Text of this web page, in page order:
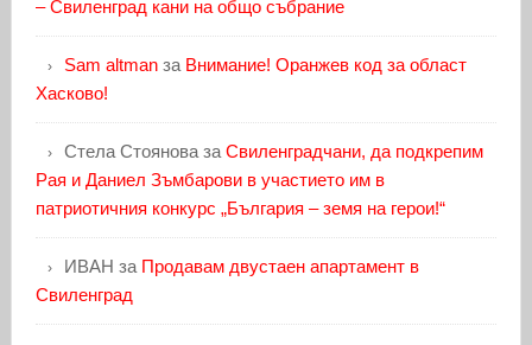
– Свиленград кани на общо събрание
Sam altmanза Внимание! Оранжев код за област
Хасково!
Стела Стояноваза Свиленградчани, да подкрепим
Рая и Даниел Зъмбарови в участието им в
патриотичния конкурс „България – земя на герои!“
ИВАН за Продавам двустаен апартамент в
Свиленград